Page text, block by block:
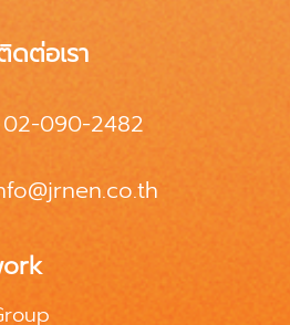
ดต่อเรา
02-090-2482